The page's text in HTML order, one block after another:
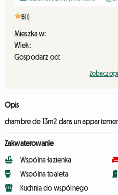
5(1)
Mieszka w:
Wiek:
Gospodarz od:
Zobacz
Opis
chambre de 13m2 dans un
Zakwaterowanie
Wspólna łazienka
Wspólna toaleta
Kuchnia do wspólnego